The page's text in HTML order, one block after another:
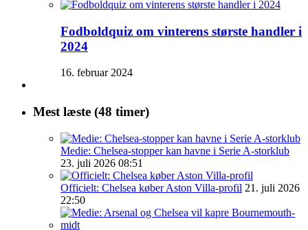
Fodboldquiz om vinterens største handler i
2024
16. februar 2024
Mest læste (48 timer)
Medie: Chelsea-stopper kan havne i Serie A-storklub
23. juli 2026 08:51
Officielt: Chelsea køber Aston Villa-profil 21. juli 2026
22:50